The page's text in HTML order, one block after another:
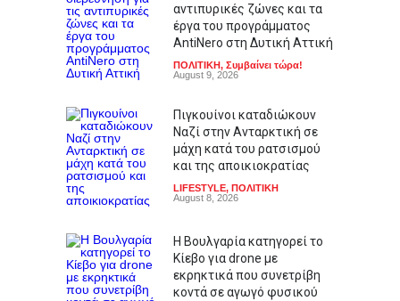
αντιπυρικές ζώνες και τα
έργα του προγράμματος
AntiNero στη Δυτική Αττική
ΠΟΛΙΤΙΚΗ, Συμβαίνει τώρα!
August 9, 2026
Πιγκουίνοι καταδιώκουν
Ναζί στην Ανταρκτική σε
μάχη κατά του ρατσισμού
και της αποικιοκρατίας
LIFESTYLE, ΠΟΛΙΤΙΚΗ
August 8, 2026
Η Βουλγαρία κατηγορεί το
Κίεβο για drone με
εκρηκτικά που συνετρίβη
κοντά σε αγωγό φυσικού